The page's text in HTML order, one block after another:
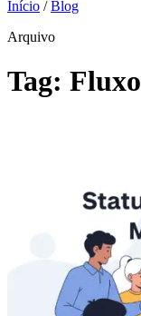
Início / Blog
Arquivo
Tag: